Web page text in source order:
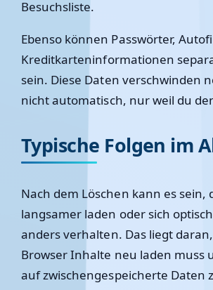
Besuchsliste.
Ebenso können Passwörter,
Kreditkarteninformationen
sein. Diese Daten verschwinden
nicht automatisch, nur weil du
Typische Folgen im
Nach dem Löschen kann es sein,
langsamer laden oder sich
anders verhalten. Das liegt
Browser Inhalte neu laden muss
auf zwischengespeicherte Daten